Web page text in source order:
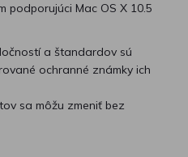
podporujúci Mac OS X 10.5
a štandardov sú
ochranné známky ich
sa môžu zmeniť bez